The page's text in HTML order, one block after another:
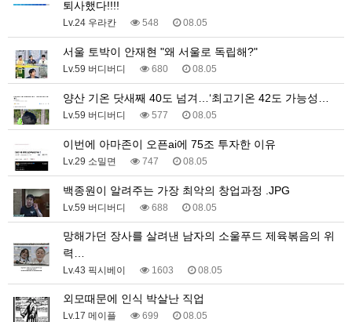
퇴사했다!!!!
Lv.24 우라칸 548 08.05
서울 토박이 안재현 "왜 서울로 독립해?"
Lv.59 버디버디 680 08.05
양산 기온 닷새째 40도 넘겨…‘최고기온 42도 가능성…
Lv.59 버디버디 577 08.05
이번에 아마존이 오픈ai에 75조 투자한 이유
Lv.29 소밀면 747 08.05
백종원이 알려주는 가장 최악의 창업과정 .JPG
Lv.59 버디버디 688 08.05
망해가던 장사를 살려낸 남자의 소울푸드 제육볶음의 위
력…
Lv.43 픽시베이 1603 08.05
외모때문에 인식 박살난 직업
Lv.17 메이플 699 08.05